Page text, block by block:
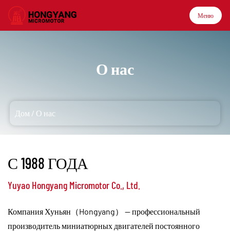
Меню
Применение
О нас
Дом / О нас
С 1988 ГОДА
Yuyao Hongyang Micromotor Co., Ltd.
Компания Хуньян（Hongyang） — профессиональный
производитель миниатюрных двигателей постоянного